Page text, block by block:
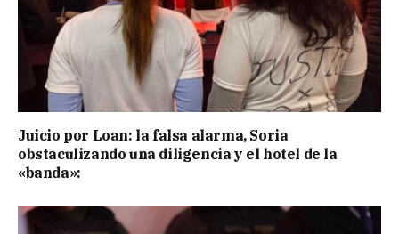
Juicio por Loan: la falsa alarma, Soria
obstaculizando una diligencia y el hotel de la
«banda»: